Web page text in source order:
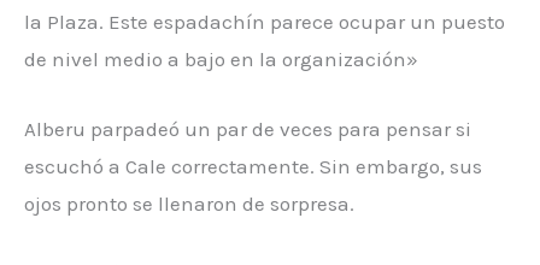
la Plaza. Este espadachín parece ocupar un puesto
de nivel medio a bajo en la organización»
Alberu parpadeó un par de veces para pensar si
escuchó a Cale correctamente. Sin embargo, sus
ojos pronto se llenaron de sorpresa.